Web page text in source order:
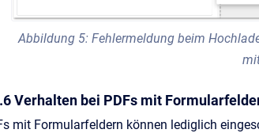
Abbildung 5: Fehlermeldung beim
Verhalten bei PDFs mit
mit Formularfeldern können lediglich